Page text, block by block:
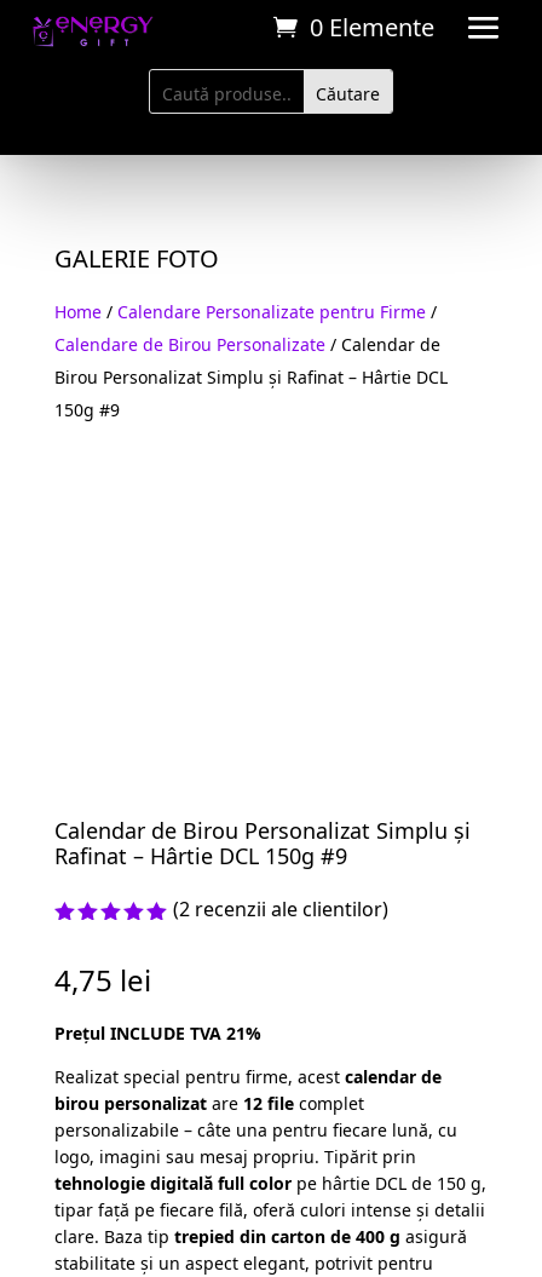
0 Elemente
GALERIE FOTO
Home/ Calendare Personalizate pentru Firme/
Calendare de Birou Personalizate/ Calendar de
Birou Personalizat Simplu și Rafinat – Hârtie DCL
150g #9
Calendar de Birou Personalizat Simplu și
Rafinat – Hârtie DCL 150g #9
pe baza a
evaluări
clienți
(2 recenzii ale clientilor)
4,75 lei
Prețul INCLUDE TVA 21%
Realizat special pentru firme, acest calendar de
birou personalizatare 12 filecomplet
personalizabile – câte una pentru fiecare lună, cu
logo, imagini sau mesaj propriu. Tipărit prin
tehnologie digitală full colorpe hârtie DCL de 150 g,
tipar față pe fiecare filă, oferă culori intense și detalii
clare. Baza tip trepied din carton de 400 g asigură
stabilitate și un aspect elegant, potrivit pentru